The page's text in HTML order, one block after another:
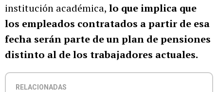
institución académica, lo que implica que
los empleados contratados a partir de esa
fecha serán parte de un plan de pensiones
distinto al de los trabajadores actuales.
RELACIONADAS